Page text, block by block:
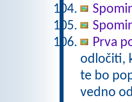
Prva
odločiti,
te bo
vedno